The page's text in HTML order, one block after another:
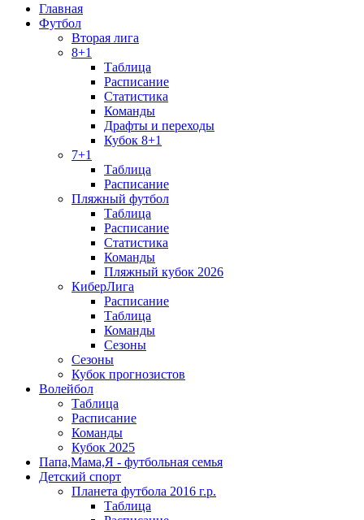
Главная
Футбол
Вторая лига
8+1
Таблица
Расписание
Статистика
Команды
Драфты и переходы
Кубок 8+1
7+1
Таблица
Расписание
Пляжный футбол
Таблица
Расписание
Статистика
Команды
Пляжный кубок 2026
КиберЛига
Расписание
Таблица
Команды
Сезоны
Сезоны
Кубок прогнозистов
Волейбол
Таблица
Расписание
Команды
Кубок 2025
Папа,Мама,Я - футбольная семья
Детский спорт
Планета футбола 2016 г.р.
Таблица